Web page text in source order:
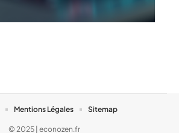
© 2025 | econozen.fr
Mentions Légales Sitemap